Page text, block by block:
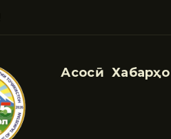
Асосӣ Хабарҳо